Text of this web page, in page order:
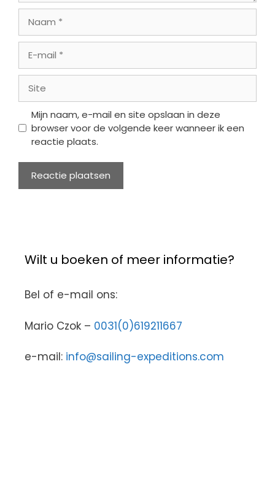
mail
Mijn naam, e-mail en site opslaan in deze
browser voor de volgende keer wanneer ik een
reactie plaats.
Wilt u boeken of meer informatie?
Bel of e-mail ons:
Mario Czok – 0031(0)619211667
e-mail: info@sailing-expeditions.com